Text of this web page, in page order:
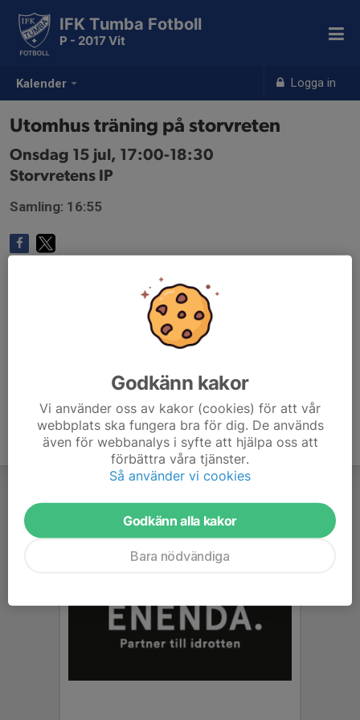
Kalender Logga in
IFK Tumba Fotboll
P - 2017 Vit
Utomhus träning på storvreten
Onsdag 15 jul, 17:00-18:30
Storvretens IP
Samling: 16:55
Godkänn kakor
Vi använder oss av kakor (cookies) för att vår
webbplats ska fungera bra för dig. De används
även för webbanalys i syfte att hjälpa oss att
förbättra våra tjänster.
Så använder vi cookies
Godkänn alla kakor
Bara nödvändiga